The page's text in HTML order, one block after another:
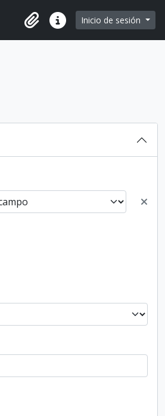
Portapapeles
Enlaces rápidos
Inicio de sesión